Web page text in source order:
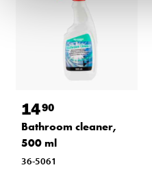
1490
Bathroom cleaner,
500 ml
36-5061